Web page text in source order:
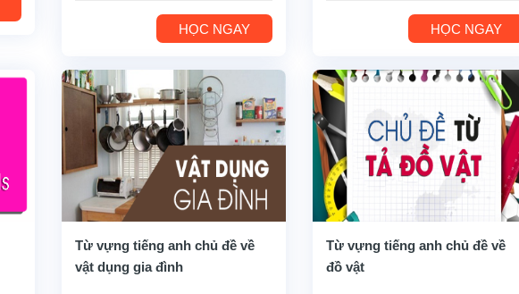
HỌC NGAY HỌC NGAY
Từ vựng tiếng anh chủ đề về
vật dụng gia đình
Từ vựng tiếng anh chủ đề về
đồ vật